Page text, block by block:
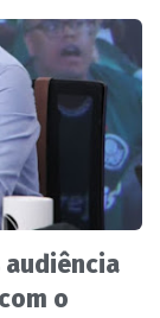
audiência
o